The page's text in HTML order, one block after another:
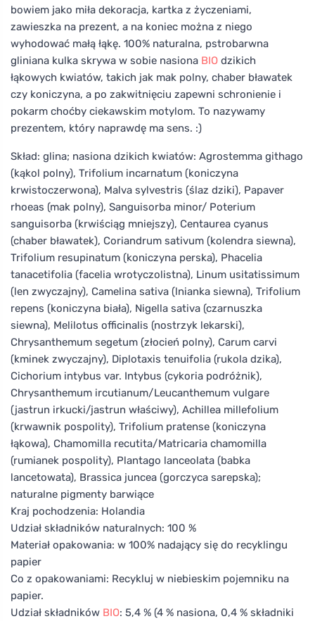
bowiem jako miła dekoracja, kartka z życzeniami,
zawieszka na prezent, a na koniec można z niego
wyhodować małą łąkę. 100% naturalna, pstrobarwna
gliniana kulka skrywa w sobie nasiona BIO dzikich
łąkowych kwiatów, takich jak mak polny, chaber bławatek
czy koniczyna, a po zakwitnięciu zapewni schronienie i
pokarm choćby ciekawskim motylom. To nazywamy
prezentem, który naprawdę ma sens. :)
Skład: glina; nasiona dzikich kwiatów: Agrostemma githago
(kąkol polny), Trifolium incarnatum (koniczyna
krwistoczerwona), Malva sylvestris (ślaz dziki), Papaver
rhoeas (mak polny), Sanguisorba minor/ Poterium
sanguisorba (krwiściąg mniejszy), Centaurea cyanus
(chaber bławatek), Coriandrum sativum (kolendra siewna),
Trifolium resupinatum (koniczyna perska), Phacelia
tanacetifolia (facelia wrotyczolistna), Linum usitatissimum
(len zwyczajny), Camelina sativa (lnianka siewna), Trifolium
repens (koniczyna biała), Nigella sativa (czarnuszka
siewna), Melilotus officinalis (nostrzyk lekarski),
Chrysanthemum segetum (złocień polny), Carum carvi
(kminek zwyczajny), Diplotaxis tenuifolia (rukola dzika),
Cichorium intybus var. Intybus (cykoria podróżnik),
Chrysanthemum ircutianum/Leucanthemum vulgare
(jastrun irkucki/jastrun właściwy), Achillea millefolium
(krwawnik pospolity), Trifolium pratense (koniczyna
łąkowa), Chamomilla recutita/Matricaria chamomilla
(rumianek pospolity), Plantago lanceolata (babka
lancetowata), Brassica juncea (gorczyca sarepska);
naturalne pigmenty barwiące
Kraj pochodzenia: Holandia
Udział składników naturalnych: 100 %
Materiał opakowania: w 100% nadający się do recyklingu
papier
Co z opakowaniami: Recykluj w niebieskim pojemniku na
papier.
Udział składników BIO: 5,4 % (4 % nasiona, 0,4 % składniki